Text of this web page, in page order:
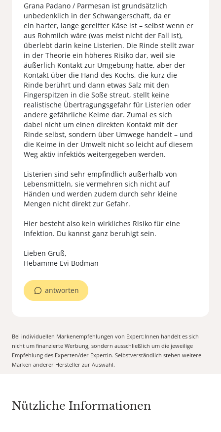
Grana Padano / Parmesan ist grundsätzlich
unbedenklich in der Schwangerschaft, da er
ein harter, lange gereifter Käse ist – selbst wenn er
aus Rohmilch wäre (was meist nicht der Fall ist),
überlebt darin keine Listerien. Die Rinde stellt zwar
in der Theorie ein höheres Risiko dar, weil sie
äußerlich Kontakt zur Umgebung hatte, aber der
Kontakt über die Hand des Kochs, die kurz die
Rinde berührt und dann etwas Salz mit den
Fingerspitzen in die Soße streut, stellt keine
realistische Übertragungsgefahr für Listerien oder
andere gefährliche Keime dar. Zumal es sich
dabei nicht um einen direkten Kontakt mit der
Rinde selbst, sondern über Umwege handelt – und
die Keime in der Umwelt nicht so leicht auf diesem
Weg aktiv infektiös weitergegeben werden.
Listerien sind sehr empfindlich außerhalb von
Lebensmitteln, sie vermehren sich nicht auf
Händen und werden zudem durch sehr kleine
Mengen nicht direkt zur Gefahr.
Hier besteht also kein wirkliches Risiko für eine
Infektion. Du kannst ganz beruhigt sein.
Lieben Gruß,
antworten
Bei individuellen Markenempfehlungen von Expert:Innen handelt es sich
nicht um finanzierte Werbung, sondern ausschließlich um die jeweilige
Empfehlung des Experten/der Expertin. Selbstverständlich stehen weitere
Marken anderer Hersteller zur Auswahl.
Nützliche Informationen